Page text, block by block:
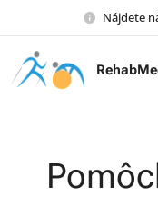
Nájdete